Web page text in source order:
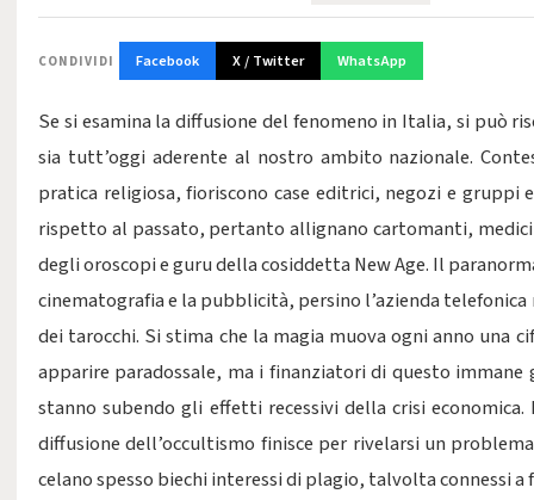
CONDIVIDI Facebook X / Twitter WhatsApp
Se si esamina la diffusione del fenomeno in Italia, si può
sia tutt’oggi aderente al nostro ambito nazionale.
pratica religiosa, fioriscono case editrici, negozi e gruppi
rispetto al passato, pertanto allignano cartomanti,
degli oroscopi e guru della cosiddetta New Age. Il
cinematografia e la pubblicità, persino l’azienda
dei tarocchi. Si stima che la magia muova ogni anno una
apparire paradossale, ma i finanziatori di questo
stanno subendo gli effetti recessivi della crisi
diffusione dell’occultismo finisce per rivelarsi un
celano spesso biechi interessi di plagio, talvolta connessi